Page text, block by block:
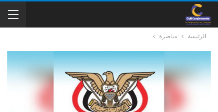
الرئيسة مناصرة